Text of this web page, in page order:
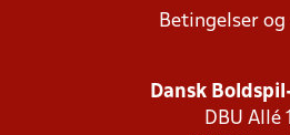
Betingelser
Dansk
DBU Allé 1